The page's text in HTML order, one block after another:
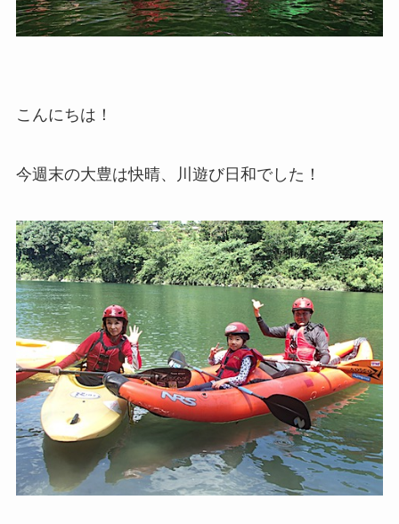
こんにちは！
今週末の大豊は快晴、川遊び日和でした！